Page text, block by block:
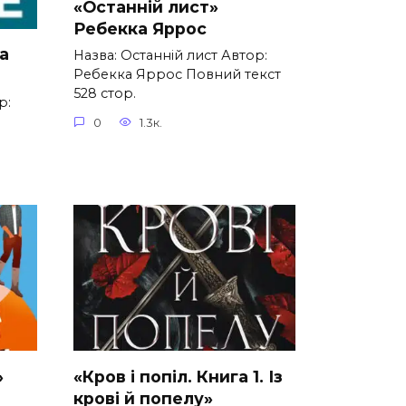
«Останній лист»
Ребекка Яррос
Назва: Останній лист Автор:
Ребекка Яррос Повний текст
528 стор.
0 1.3к.
«Кров і попіл. Книга 1. Із
крові й попелу»